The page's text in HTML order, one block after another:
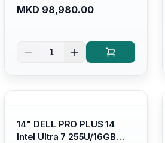
/16GB RAM DDR5
5600mhz/ 1TB SSD M.2
Wqxga(2560x1600) 120Hz
300 nits / Wi-fi7+bt5.4, AW
MKD 98,980.00
1
14" DELL PRO PLUS 14
Intel Ultra 7 255U/16GB